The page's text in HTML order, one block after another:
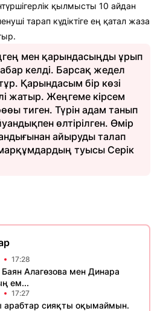
қылмысты 10 айдан
тарап күдіктіге ең қатал жаза
мен қарындасыңды ұрып
келді. Барсақ жедел
Қарындасым бір көзі
жатыр. Жеңгеме кірсем
тиген. Түрін адам танып
өлтірілген. Өмір
айыруды талап
марқұмдардың туысы Серік
17:28
Алагөзова мен Динара
ем...
17:27
арабтар сияқты оқымаймын.